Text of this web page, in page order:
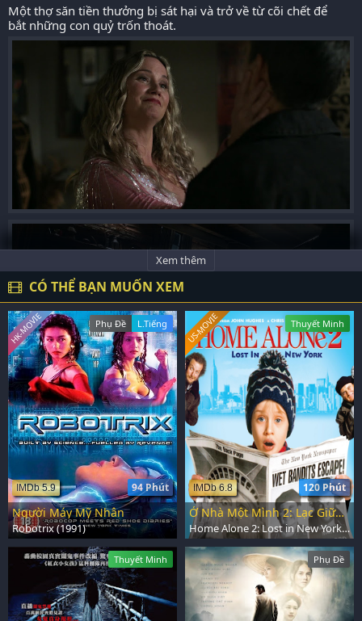
Một thợ săn tiền thưởng bị sát hại và trở về từ cõi chết để
bắt những con quỷ trốn thoát.
Xem thêm
CÓ THỂ BẠN MUỐN XEM
Phụ Đề L.Tiếng
94 Phút
IMDb 5.9
HK-MOVIE
Người Máy Mỹ Nhân
Robotrix (1991)
Thuyết Minh
120 Phút
IMDb 6.8
US-MOVIE
Ở Nhà Một Mình 2: Lạc Giữa New York
Home Alone 2: Lost in New York (1992)
Thuyết Minh Phụ Đề